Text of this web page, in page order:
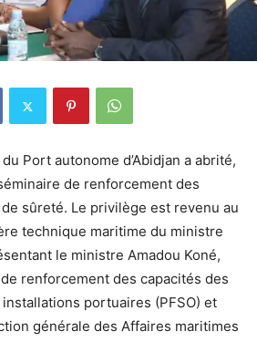
Port autonome d’Abidjan a abrité,
de renforcement des
sûreté. Le privilège est revenu au
technique maritime du ministre
le ministre Amadou Koné,
renforcement des capacités des
portuaires (PFSO) et
générale des Affaires maritimes